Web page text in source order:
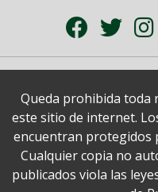
Queda prohibida toda
este sitio de internet.
encuentran protegidos
Cualquier copia no
publicados viola las